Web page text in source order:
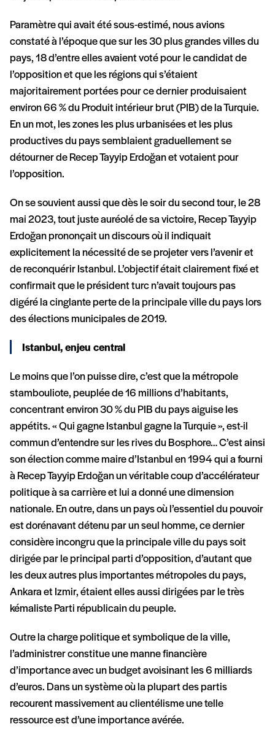
Paramètre qui avait été sous-estimé, nous avions
constaté à l’époque que sur les 30 plus grandes villes du
pays, 18 d’entre elles avaient voté pour le candidat de
l’opposition et que les régions qui s’étaient
majoritairement portées pour ce dernier produisaient
environ 66 % du Produit intérieur brut (PIB) de la Turquie.
En un mot, les zones les plus urbanisées et les plus
productives du pays semblaient graduellement se
détourner de Recep Tayyip Erdoğan et votaient pour
l’opposition.
On se souvient aussi que dès le soir du second tour, le 28
mai 2023, tout juste auréolé de sa victoire, Recep Tayyip
Erdoğan prononçait un discours où il indiquait
explicitement la nécessité de se projeter vers l’avenir et
de reconquérir Istanbul. L’objectif était clairement fixé et
confirmait que le président turc n’avait toujours pas
digéré la cinglante perte de la principale ville du pays lors
des élections municipales de 2019.
Istanbul, enjeu central
Le moins que l’on puisse dire, c’est que la métropole
stambouliote, peuplée de 16 millions d’habitants,
concentrant environ 30 % du PIB du pays aiguise les
appétits. « Qui gagne Istanbul gagne la Turquie », est-il
commun d’entendre sur les rives du Bosphore… C’est ainsi
son élection comme maire d’Istanbul en 1994 qui a fourni
à Recep Tayyip Erdoğan un véritable coup d’accélérateur
politique à sa carrière et lui a donné une dimension
nationale. En outre, dans un pays où l’essentiel du pouvoir
est dorénavant détenu par un seul homme, ce dernier
considère incongru que la principale ville du pays soit
dirigée par le principal parti d’opposition, d’autant que
les deux autres plus importantes métropoles du pays,
Ankara et Izmir, étaient elles aussi dirigées par le très
kémaliste Parti républicain du peuple.
Outre la charge politique et symbolique de la ville,
l’administrer constitue une manne financière
d’importance avec un budget avoisinant les 6 milliards
d’euros. Dans un système où la plupart des partis
recourent massivement au clientélisme une telle
ressource est d’une importance avérée.